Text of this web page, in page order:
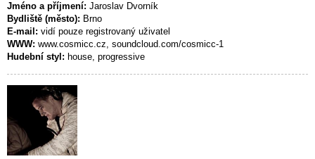
Jméno a příjmení: Jaroslav Dvorník
Bydliště (město): Brno
E-mail: vidí pouze registrovaný uživatel
WWW: www.cosmicc.cz, soundcloud.com/cosmicc-1
Hudební styl: house, progressive